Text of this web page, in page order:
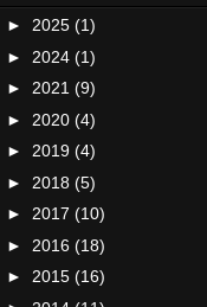
► 2025 (1)
► 2024 (1)
► 2021 (9)
► 2020 (4)
► 2019 (4)
► 2018 (5)
► 2017 (10)
► 2016 (18)
► 2015 (16)